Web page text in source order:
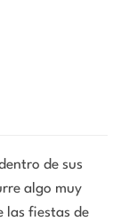
de sus
algo muy
las fiestas de